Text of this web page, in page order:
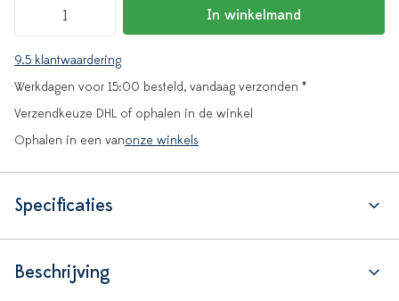
In winkelmand
9.5 klantwaardering
Werkdagen voor 15:00 besteld, vandaag verzonden *
Verzendkeuze DHL of ophalen in de winkel
Ophalen in een vanonze winkels
Specificaties
Beschrijving